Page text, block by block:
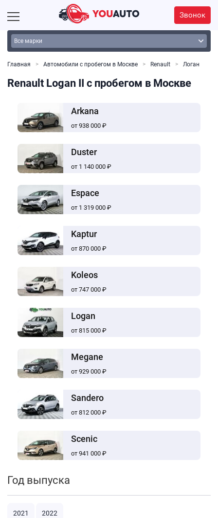
Звонок
Главная Автомобили с пробегом в Москве Renault Логан
Renault Logan II с пробегом в Москве
Arkana
от 938 000 ₽
Duster
от 1 140 000 ₽
Espace
от 1 319 000 ₽
Kaptur
от 870 000 ₽
Koleos
от 747 000 ₽
Logan
от 815 000 ₽
Megane
от 929 000 ₽
Sandero
от 812 000 ₽
Scenic
от 941 000 ₽
Год выпуска
2021 2022